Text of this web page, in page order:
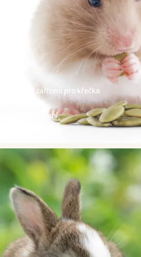
Chovné zařízení pro křečka
10 min. čtení